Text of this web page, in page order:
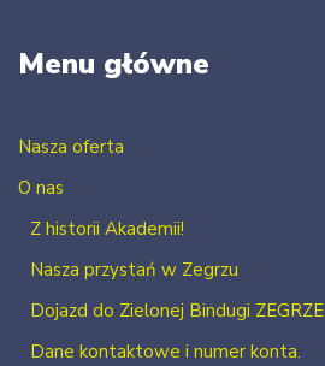
Menu główne
Nasza oferta
O nas
Z historii Akademii!
Nasza przystań w Zegrzu
Dojazd do Zielonej Bindugi ZEGRZE
Dane kontaktowe i numer konta.